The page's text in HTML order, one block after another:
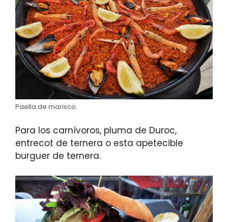
Paella de marisco.
Para los carnívoros, pluma de Duroc,
entrecot de ternera o esta apetecible
burguer de ternera.